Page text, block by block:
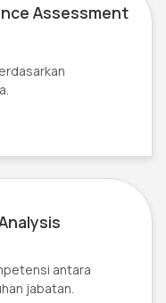
Assessment
antara
jabatan.